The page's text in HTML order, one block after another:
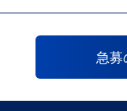
↓
急募